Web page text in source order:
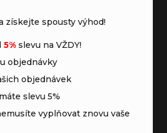
získejte spousty výhod!
5% slevu na VŽDY!
objednávky
objednávek
slevu 5%
vyplňovat znovu vaše